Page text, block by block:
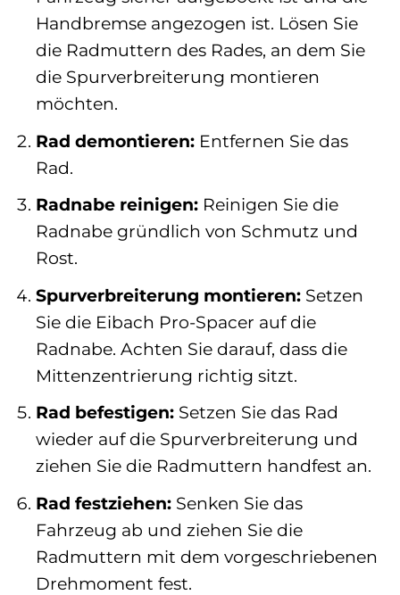
Handbremse angezogen ist. Lösen Sie
die Radmuttern des Rades, an dem Sie
die Spurverbreiterung montieren
möchten.
Rad demontieren:Entfernen Sie das
Rad.
Radnabe reinigen:Reinigen Sie die
Radnabe gründlich von Schmutz und
Rost.
Spurverbreiterung montieren:Setzen
Sie die Eibach Pro-Spacer auf die
Radnabe. Achten Sie darauf, dass die
Mittenzentrierung richtig sitzt.
Rad befestigen:Setzen Sie das Rad
wieder auf die Spurverbreiterung und
ziehen Sie die Radmuttern handfest an.
Rad festziehen:Senken Sie das
Fahrzeug ab und ziehen Sie die
Radmuttern mit dem vorgeschriebenen
Drehmoment fest.